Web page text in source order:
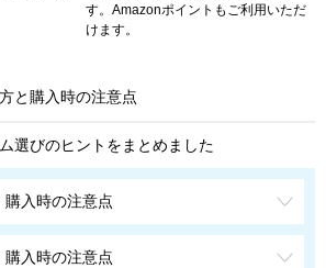
す。Amazonポイントもご利用いただ
けます。
と購入時の注意点
選びのヒントをまとめました
購入時の注意点
購入時の注意点